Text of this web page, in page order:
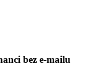
bez e-mailu